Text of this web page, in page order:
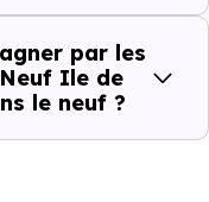
pour vous
tel qu’il est
biens réels
par les
Ile de
le neuf ?